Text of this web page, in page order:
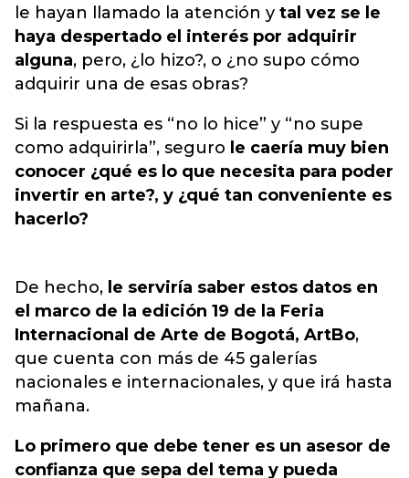
le hayan llamado la atención y tal vez se le
haya despertado el interés por adquirir
alguna, pero, ¿lo hizo?, o ¿no supo cómo
adquirir una de esas obras?
Si la respuesta es “no lo hice” y “no supe
como adquirirla”, seguro le caería muy bien
conocer ¿qué es lo que necesita para poder
invertir en arte?, y ¿qué tan conveniente es
hacerlo?
De hecho, le serviría saber estos datos en
el marco de la edición 19 de la Feria
Internacional de Arte de Bogotá, ArtBo,
que cuenta con más de 45 galerías
nacionales e internacionales, y que irá hasta
mañana.
Lo primero que debe tener es un asesor de
confianza que sepa del tema y pueda